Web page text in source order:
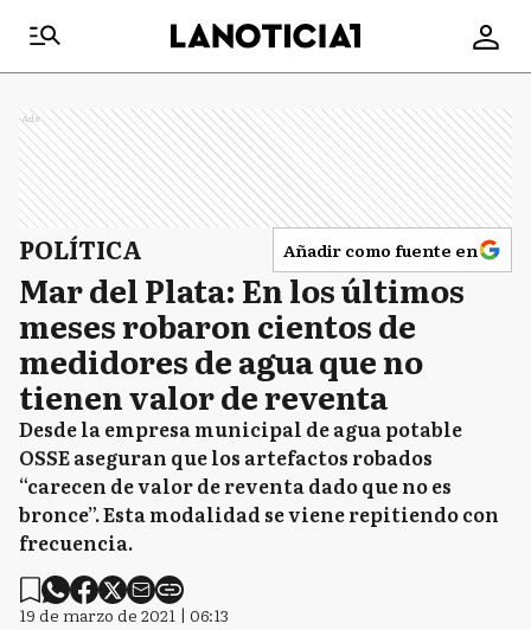
Ads
POLÍTICA Añadir como fuente en
Mar del Plata: En los últimos
meses robaron cientos de
medidores de agua que no
tienen valor de reventa
Desde la empresa municipal de agua potable
OSSE aseguran que los artefactos robados
“carecen de valor de reventa dado que no es
bronce”. Esta modalidad se viene repitiendo con
frecuencia.
19 de marzo de 2021 | 06:13